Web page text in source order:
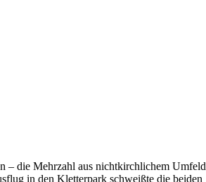
– die Mehrzahl aus nichtkirchlichem Umfeld
in den Kletterpark schweißte die beiden